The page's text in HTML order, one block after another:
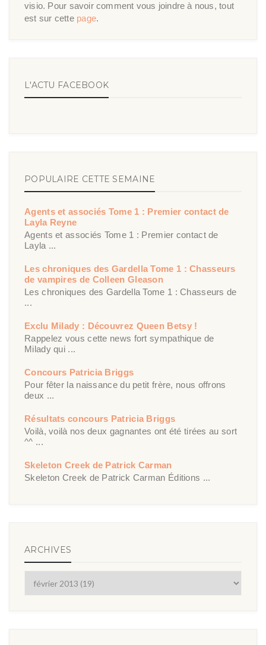
visio. Pour savoir comment vous joindre à nous, tout
est sur cette page.
L'ACTU FACEBOOK
POPULAIRE CETTE SEMAINE
Agents et associés Tome 1 : Premier contact de
Layla Reyne
Agents et associés Tome 1 : Premier contact de
Layla ...
Les chroniques des Gardella Tome 1 : Chasseurs
de vampires de Colleen Gleason
Les chroniques des Gardella Tome 1 : Chasseurs de
...
Exclu Milady : Découvrez Queen Betsy !
Rappelez vous cette news fort sympathique de
Milady qui ...
Concours Patricia Briggs
Pour fêter la naissance du petit frère, nous offrons
deux ...
Résultats concours Patricia Briggs
Voilà, voilà nos deux gagnantes ont été tirées au sort
^^ ...
Skeleton Creek de Patrick Carman
Skeleton Creek de Patrick Carman Éditions ...
ARCHIVES